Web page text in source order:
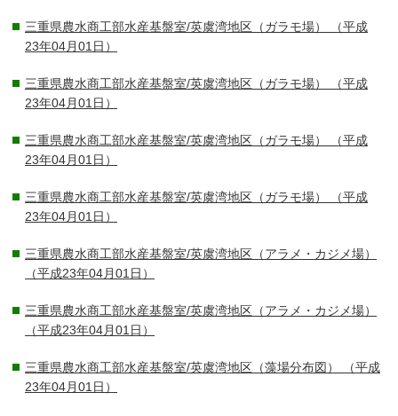
三重県農水商工部水産基盤室/英虞湾地区（ガラモ場）
（平成
23年04月01日）
三重県農水商工部水産基盤室/英虞湾地区（ガラモ場）
（平成
23年04月01日）
三重県農水商工部水産基盤室/英虞湾地区（ガラモ場）
（平成
23年04月01日）
三重県農水商工部水産基盤室/英虞湾地区（ガラモ場）
（平成
23年04月01日）
三重県農水商工部水産基盤室/英虞湾地区（アラメ・カジメ場）
（平成23年04月01日）
三重県農水商工部水産基盤室/英虞湾地区（アラメ・カジメ場）
（平成23年04月01日）
三重県農水商工部水産基盤室/英虞湾地区（藻場分布図）
（平成
23年04月01日）